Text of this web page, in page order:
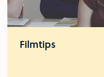
Filmtips